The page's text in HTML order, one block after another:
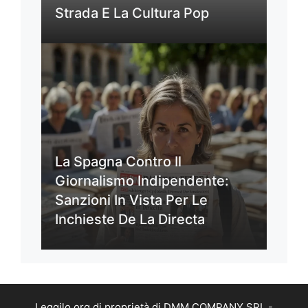
Strada E La Cultura Pop
La Spagna Contro Il
Giornalismo Indipendente:
Sanzioni In Vista Per Le
Inchieste De La Directa